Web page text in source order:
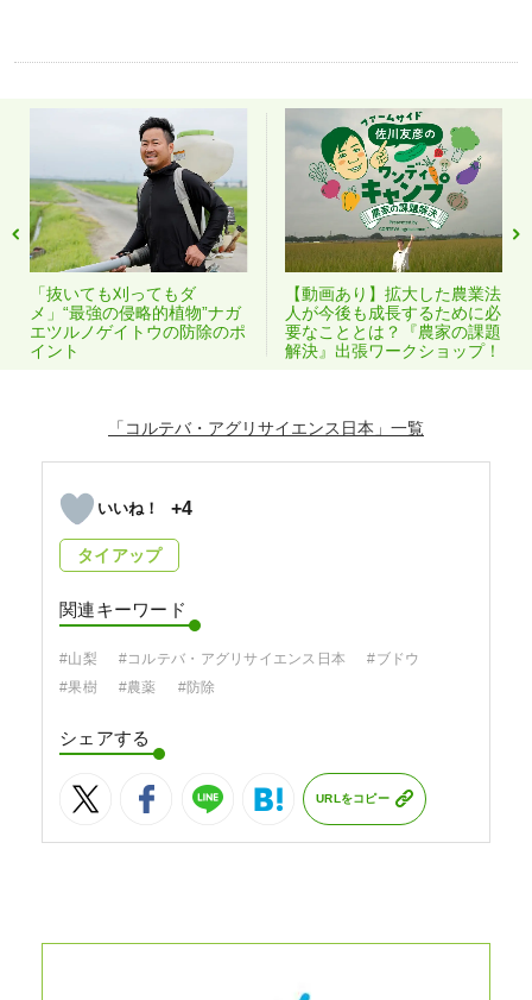
「抜いても刈ってもダ
メ」“最強の侵略的植物”ナガ
エツルノゲイトウの防除のポ
イント
【動画あり】拡大した農業法
人が今後も成長するために必
要なこととは？『農家の課題
解決』出張ワークショップ！
「コルテバ・アグリサイエンス日本」
+4
タイアップ
関連キーワード
#山梨 #コルテバ・アグリサイエンス日本
#ブドウ
#果樹
#農薬 #防除
シェアする
URLをコピー